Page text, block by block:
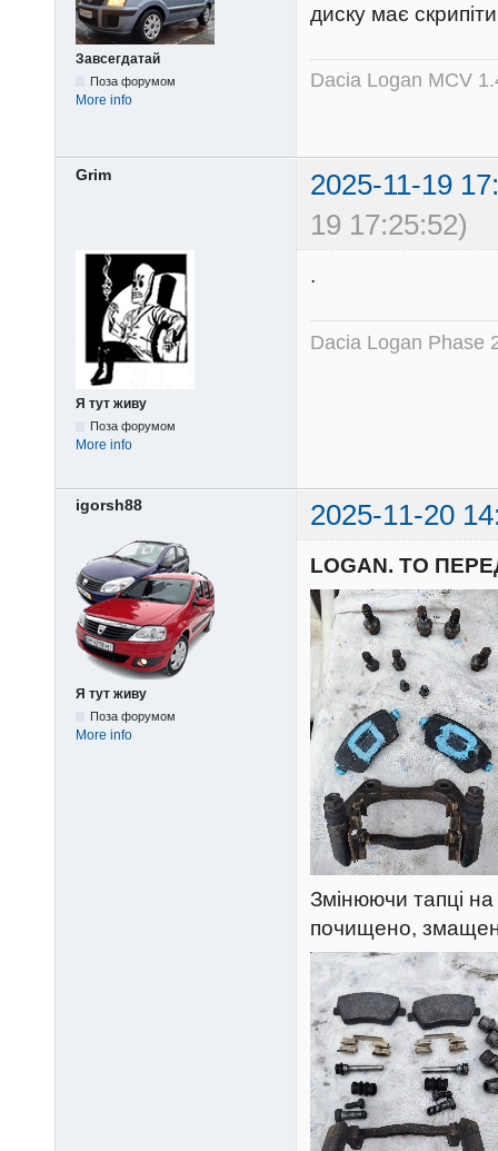
Завсегдатай
Поза форумом
More info
диску має
Dacia Logan MCV
Grim
2025-11-19
19 17:25:52)
Я тут живу
Поза форумом
More info
.
Dacia Logan Phase
igorsh88 2025-11-20
Я тут живу
Поза форумом
More info
LOGAN. ТО
Змінюючи тапці
почищено,